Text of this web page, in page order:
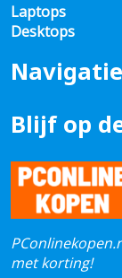
Laptops
Desktops
Navigatie
Blijf op
met korting!